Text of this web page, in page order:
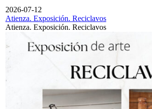
2026-07-12
Atienza. Exposición. Reciclavos
Atienza. Exposición. Reciclavos